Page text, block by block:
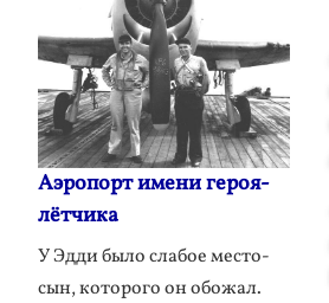
Аэропорт имени героя-
лётчика
У Эдди было слабое место-
сын, которого он обожал.